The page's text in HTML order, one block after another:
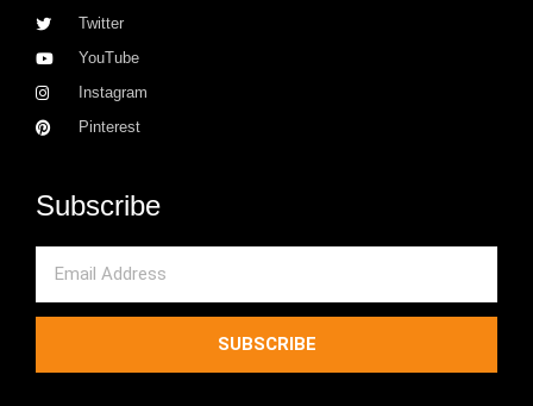
Twitter
YouTube
Instagram
Pinterest
Subscribe
SUBSCRIBE